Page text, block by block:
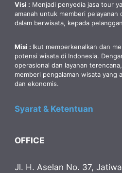
Visi : Menjadi penyedia jasa tour
amanah untuk memberi pelayanan
dalam berwisata, kepada
Misi : Ikut memperkenalkan dan
potensi wisata di Indonesia.
operasional dan layanan
memberi pengalaman wisata yang
dan ekonomis.
Syarat & Ketentuan
OFFICE
Jl. H. Aselan No. 37,